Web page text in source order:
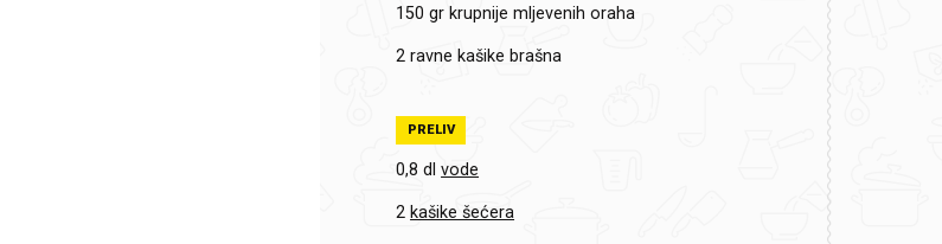
150 gr krupnije mljevenih oraha
2 ravne kašike brašna
PRELIV
0,8 dl vode
2 kašike šećera